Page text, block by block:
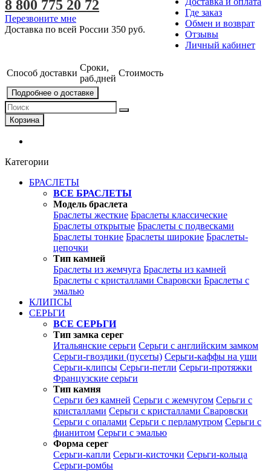
Где заказ
Обмен и возврат
Отзывы
Личный кабинет
8 800 775 20 72
Перезвоните мне
Доставка по всей России 350 руб.
Способ доставки
Сроки,
раб.дней
Стоимость
Подробнее о доставке
Корзина
Категории
БРАСЛЕТЫ
ВСЕ БРАСЛЕТЫ
Модель браслета
Браслеты жесткие Браслеты классические
Браслеты открытые Браслеты с подвесками
Браслеты тонкие Браслеты широкие Браслеты-
цепочки
Тип камней
Браслеты из жемчуга Браслеты из камней
Браслеты с кристаллами Сваровски Браслеты с
эмалью
КЛИПСЫ
СЕРЬГИ
ВСЕ СЕРЬГИ
Тип замка серег
Итальянские серьги Серьги с английским замком
Серьги-гвоздики (пусеты) Серьги-каффы на уши
Серьги-клипсы Серьги-петли Серьги-протяжки
Французские серьги
Тип камня
Серьги без камней Серьги с жемчугом Серьги с
кристаллами Серьги с кристаллами Сваровски
Серьги с опалами Серьги с перламутром Серьги с
фианитом Серьги с эмалью
Форма серег
Серьги-капли Серьги-кисточки Серьги-кольца
Серьги-ромбы